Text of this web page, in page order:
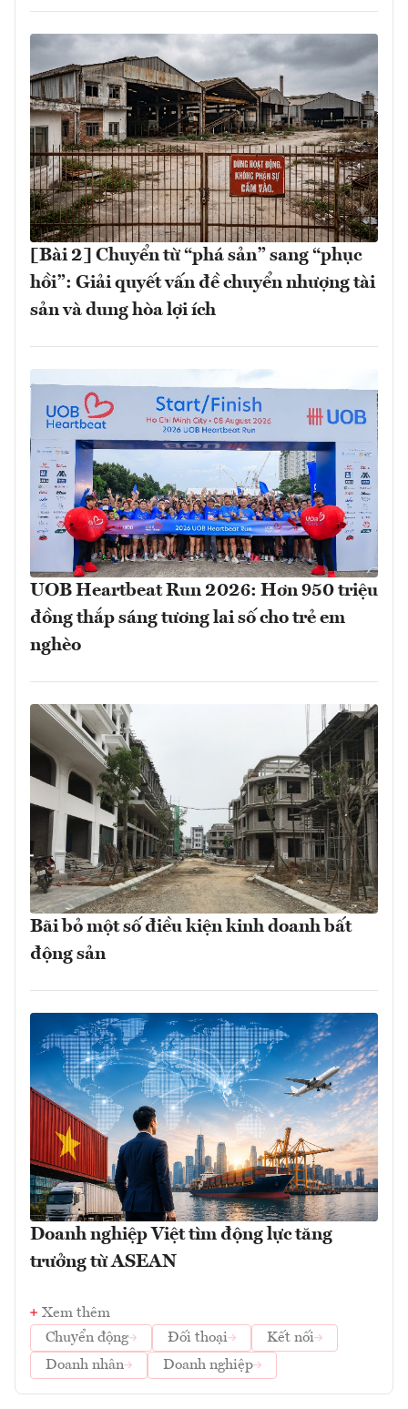
[Bài 2] Chuyển từ “phá sản” sang “phục
hồi”: Giải quyết vấn đề chuyển nhượng tài
sản và dung hòa lợi ích
UOB Heartbeat Run 2026: Hơn 950 triệu
đồng thắp sáng tương lai số cho trẻ em
nghèo
Bãi bỏ một số điều kiện kinh doanh bất
động sản
Doanh nghiệp Việt tìm động lực tăng
trưởng từ ASEAN
Xem thêm
Chuyển động
Đối thoại
Kết nối
Doanh nhân
Doanh nghiệp